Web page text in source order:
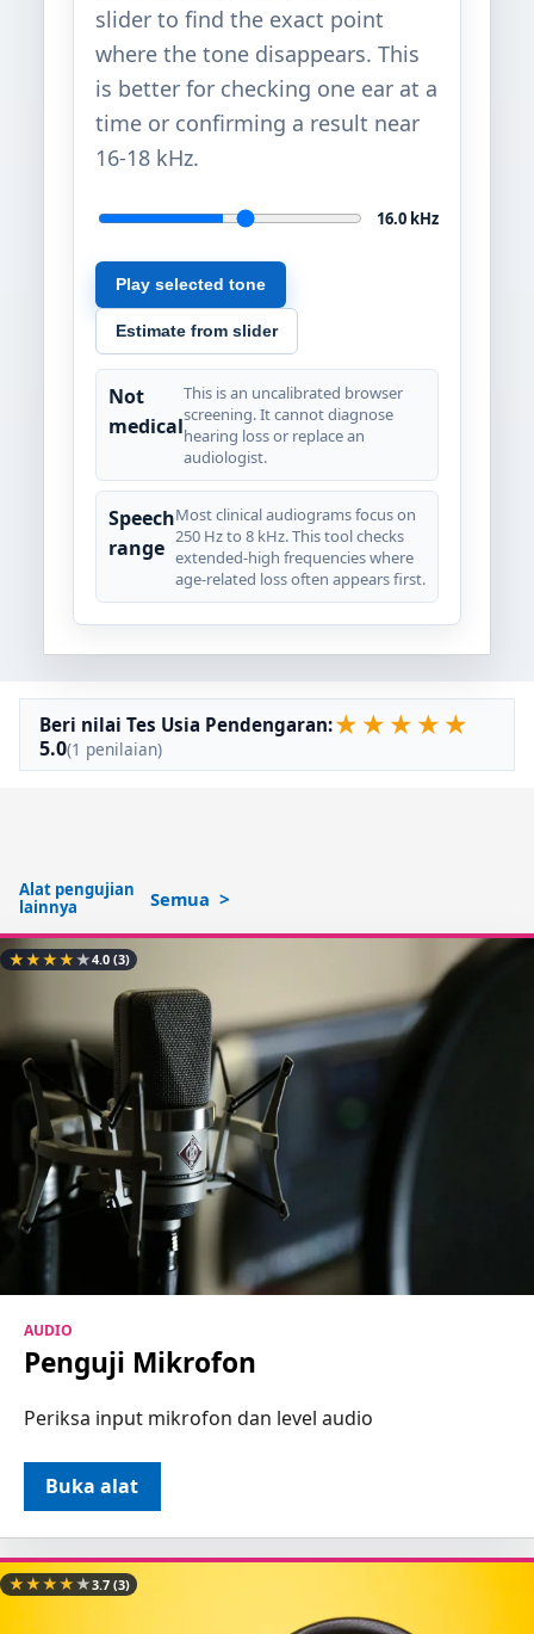
slider to find the exact point
where the tone disappears. This
is better for checking one ear at a
time or confirming a result near
16-18 kHz.
16.0 kHz
Play selected tone
Estimate from slider
Not
medical
This is an uncalibrated browser
screening. It cannot diagnose
hearing loss or replace an
audiologist.
Speech
range
Most clinical audiograms focus on
250 Hz to 8 kHz. This tool checks
extended-high frequencies where
age-related loss often appears first.
Beri nilai Tes Usia Pendengaran:★ ★ ★ ★ ★
5.0(1 penilaian)
Alat pengujian
lainnya
Semua
★★★★★4.0(3)
AUDIO
Penguji Mikrofon
Periksa input mikrofon dan level audio
Buka alat
★★★★★3.7(3)